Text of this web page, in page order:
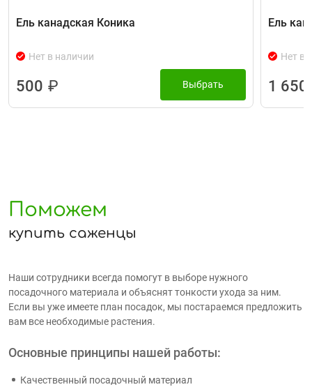
Ель канадская Коника
Нет в наличии
500 ₽ Выбрать
Ель
Нет в
1 650
Поможем
купить саженцы
Наши сотрудники всегда помогут в выборе нужного
посадочного материала и объяснят тонкости ухода за ним.
Если вы уже имеете план посадок, мы постараемся предложить
вам все необходимые растения.
Основные принципы нашей работы:
Качественный посадочный материал